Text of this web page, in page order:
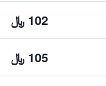
102 ﷼
105 ﷼